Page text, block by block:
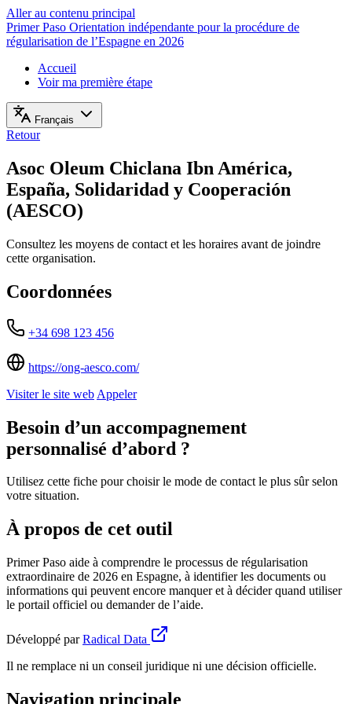
Aller au contenu principal
Primer Paso Orientation indépendante pour la procédure de
régularisation de l’Espagne en 2026
Accueil
Voir ma première étape
Français
Retour
Asoc Oleum Chiclana Ibn América,
España, Solidaridad y Cooperación
(AESCO)
Consultez les moyens de contact et les horaires avant de joindre
cette organisation.
Coordonnées
+34 698 123 456
https://ong-aesco.com/
Visiter le site web Appeler
Besoin d’un accompagnement
personnalisé d’abord ?
Utilisez cette fiche pour choisir le mode de contact le plus sûr selon
votre situation.
À propos de cet outil
Primer Paso aide à comprendre le processus de régularisation
extraordinaire de 2026 en Espagne, à identifier les documents ou
informations qui peuvent encore manquer et à décider quand utiliser
le portail officiel ou demander de l’aide.
Développé parRadical Data
Il ne remplace ni un conseil juridique ni une décision officielle.
Navigation principale